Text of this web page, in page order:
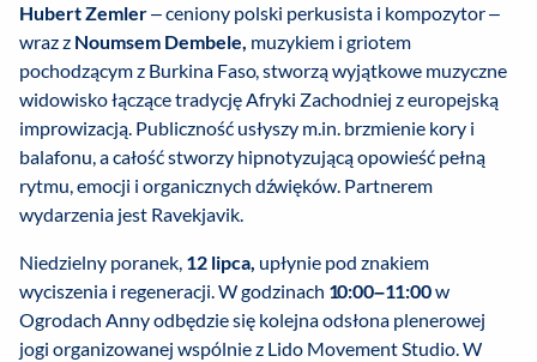
Hubert Zemler– ceniony polski perkusista i kompozytor –
wraz z Noumsem Dembele, muzykiem i griotem
pochodzącym z Burkina Faso, stworzą wyjątkowe muzyczne
widowisko łączące tradycję Afryki Zachodniej z europejską
improwizacją. Publiczność usłyszy m.in. brzmienie kory i
balafonu, a całość stworzy hipnotyzującą opowieść pełną
rytmu, emocji i organicznych dźwięków. Partnerem
wydarzenia jest Ravekjavik.
Niedzielny poranek, 12 lipca, upłynie pod znakiem
wyciszenia i regeneracji. W godzinach 10:00–11:00w
Ogrodach Anny odbędzie się kolejna odsłona plenerowej
jogi organizowanej wspólnie z Lido Movement Studio. W